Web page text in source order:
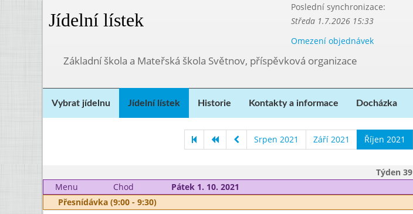
Jídelní lístek
Poslední synchronizace:
Středa 1.7.2026 15:33
Omezení objednávek
Základní škola a Mateřská škola Světnov, příspěvková organizace
Vybrat jídelnu Jídelní lístek Historie Kontakty a informace Docházka
Srpen 2021 Září 2021 Říjen 2021
Týden 39
Menu
Chod Pátek 1. 10. 2021
Přesnídávka (9:00 - 9:30)